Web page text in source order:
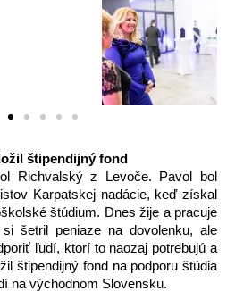
štipendijný fond
Richvalský z Levoče. Pavol bol
Karpatskej nadácie, keď získal
štúdium. Dnes žije a pracuje
šetril peniaze na dovolenku, ale
ľudí, ktorí to naozaj potrebujú a
štipendijný fond na podporu štúdia
na východnom Slovensku.